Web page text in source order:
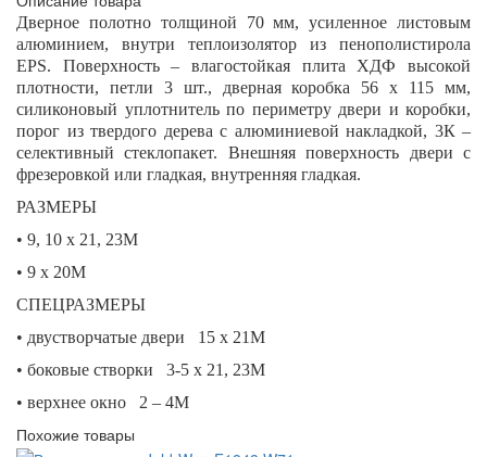
Дверное полотно толщиной 70 мм, усиленное листовым
алюминием, внутри теплоизолятор из пенополистирола
EPS. Поверхность – влагостойкая плита ХДФ высокой
плотности, петли 3 шт., дверная коробка 56 х 115 мм,
силиконовый уплотнитель по периметру двери и коробки,
порог из твердого дерева с алюминиевой накладкой, 3К –
селективный стеклопакет. Внешняя поверхность двери с
фрезеровкой или гладкая, внутренняя гладкая.
РАЗМЕРЫ
• 9, 10 х 21, 23М
• 9 х 20М
СПЕЦРАЗМЕРЫ
• двустворчатые двери 15 х 21М
• боковые створки 3-5 х 21, 23М
• верхнее окно 2 – 4М
Похожие товары